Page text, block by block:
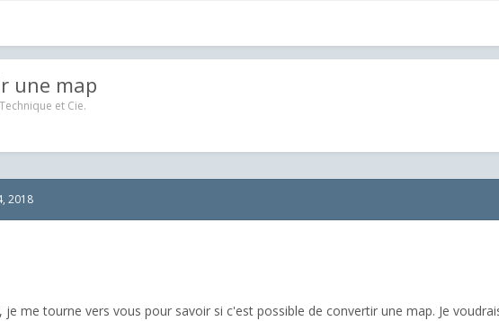
une map
Technique et Cie.
2018
je me tourne vers vous pour savoir si c'est possible de convertir une map. Je